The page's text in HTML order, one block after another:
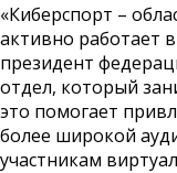
«Киберспорт –
активно работает
президент
отдел, который
это помогает
более широкой
участникам